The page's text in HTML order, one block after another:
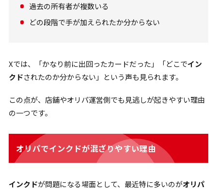
過去の所有者が複数いる
どの段階で手が加えられたか分からない
Xでは、「かなり前に出回ったカードだった」「どこでイン
クドされたのか分からない」という声も見られます。
この点が、店舗やオリパ運営側でも見逃しが起きやすい理由
の一つです。
オリパでインクドが混ざりやすい理由
インクドが問題になる場面として、最近特に多いのがオリパ